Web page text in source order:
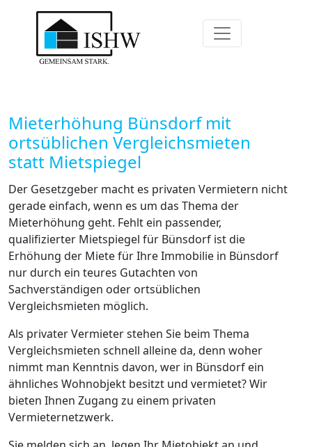
Mieterhöhung Bünsdorf mit
ortsüblichen Vergleichsmieten
statt Mietspiegel
Der Gesetzgeber macht es privaten Vermietern nicht
gerade einfach, wenn es um das Thema der
Mieterhöhung geht. Fehlt ein passender,
qualifizierter Mietspiegel für Bünsdorf ist die
Erhöhung der Miete für Ihre Immobilie in Bünsdorf
nur durch ein teures Gutachten von
Sachverständigen oder ortsüblichen
Vergleichsmieten möglich.
Als privater Vermieter stehen Sie beim Thema
Vergleichsmieten schnell alleine da, denn woher
nimmt man Kenntnis davon, wer in Bünsdorf ein
ähnliches Wohnobjekt besitzt und vermietet? Wir
bieten Ihnen Zugang zu einem privaten
Vermieternetzwerk.